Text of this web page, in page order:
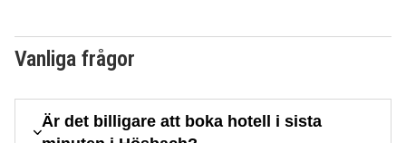
Vanliga frågor
Är det billigare att boka hotell i sista